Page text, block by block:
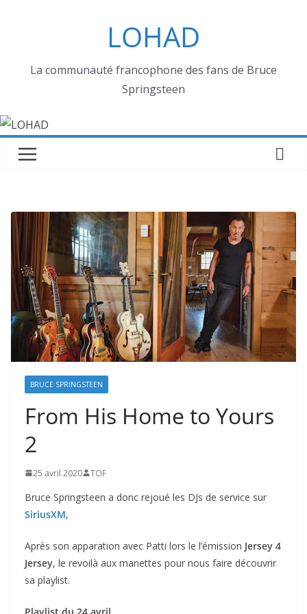
LOHAD
La communauté francophone des fans de Bruce
Springsteen
BRUCE SPRINGSTEEN
From His Home to Yours
2
25 avril 2020 TOF
Bruce Springsteen a donc rejoué les DJs de service sur
SiriusXM,
Après son apparation avec Patti lors le l’émission Jersey 4
Jersey, le revoilà aux manettes pour nous faire découvrir
sa playlist.
Playlist du 24 avril